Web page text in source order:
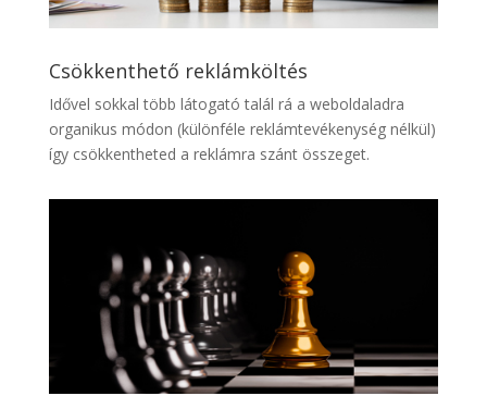
Csökkenthető reklámköltés
Idővel sokkal több látogató talál rá a weboldaladra
organikus módon (különféle reklámtevékenység nélkül)
így csökkentheted a reklámra szánt összeget.